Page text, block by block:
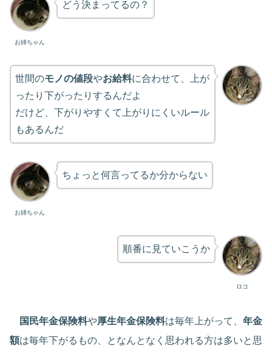
お姉ちゃん
どう決まってるの？
世間のモノの値段やお給料に合わせて、上が
ったり下がったりするんだよ
だけど、下がりやすくて上がりにくいルール
もあるんだ
お姉ちゃん
ちょっと何言ってるか分からない
ロコ
順番に見ていこうか
国民年金保険料や厚生年金保険料は毎年上がって、 年金
額は毎年下がるもの、となんとなく思われる方は多いと思